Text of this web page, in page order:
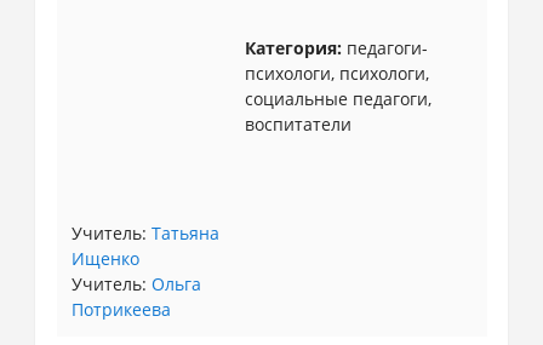
Категория: педагоги-
психологи, психологи,
социальные педагоги,
воспитатели
Учитель: Татьяна
Ищенко
Учитель: Ольга
Потрикеева